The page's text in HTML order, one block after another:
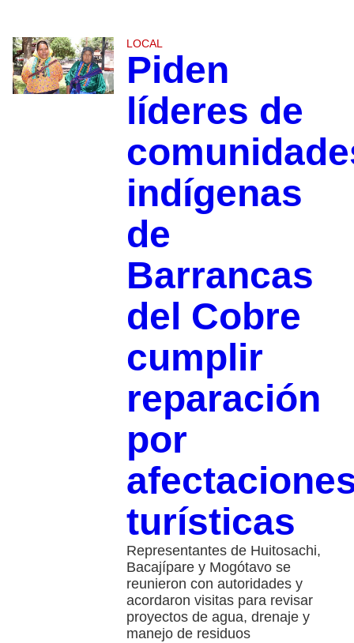
LOCAL
Piden
líderes de
indígenas
de
Barrancas
del Cobre
cumplir
reparación
por
turísticas
Representantes de Huitosachi,
Bacajípare y Mogótavo se
reunieron con autoridades y
acordaron visitas para revisar
proyectos de agua, drenaje y
manejo de residuos